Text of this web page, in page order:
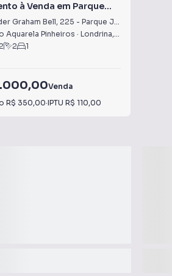
à Venda em Parque
Graham Bell, 225 - Parque Jamaica
Aquarela Pinheiros · Londrina, PR
2 1
Venda
R$ 350,00·IPTU R$ 110,00